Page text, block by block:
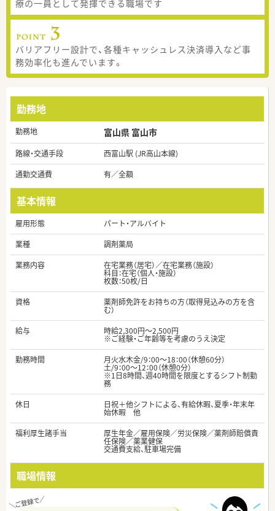
療の一員として発揮できる職場です
バリアフリー設計で、各種キャッシュレス決済導入など事
務効率化も進んでいます。
勤務地
勤務地 富山県 富山市
路線・交通手段
西富山駅 (JR高山本線)
通勤交通費
有／全額
基本情報
雇用形態
パート・アルバイト
業種
調剤薬局
業務内容
在宅業務（居宅）／在宅業務（施設）
科目：在宅（個人・施設）
枚数：50枚/日
資格
薬剤師免許をお持ちの方（取得見込みの方を含
む）
給与
時給2,300円～2,500円
※ご経験・ご年齢等を考慮のうえ決定
勤務時間
月火水木金/9：00～18：00（休憩60分）
土/9：00～12：00（休憩0分）
※1日8時間、週40時間を限度とするシフト制勤
務
休日
日祝＋他シフトによる、有給休暇、夏季・年末年
始休暇 他
福利厚生諸手当
厚生年金／雇用保険／労災保険／薬剤師賠償責
任保険／薬業健保
交通費支給、駐車場完備
職場情報